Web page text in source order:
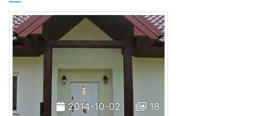
2014-10-02 18